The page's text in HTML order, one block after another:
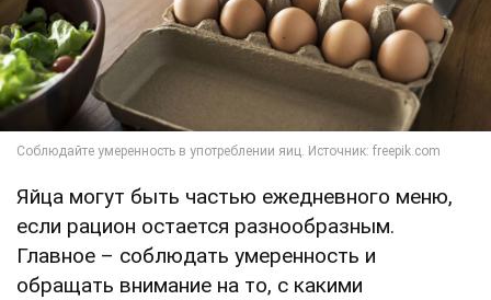
Яйца могут быть частью ежедневного меню,
если рацион остается разнообразным.
Главное – соблюдать умеренность и
обращать внимание на то, с какими